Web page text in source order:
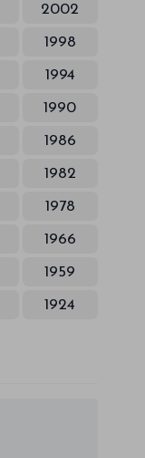
2002
1998
1994
1990
1986
1982
1978
1966
1959
1924